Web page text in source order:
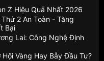
Z Hiệu Quả Nhất 2026
2 An Toàn - Tăng
Bại
Lai: Công Nghệ Định
Vàng Hay Bẫy Đầu Tư?